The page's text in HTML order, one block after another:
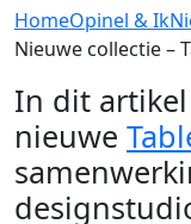
HomeOpinel & Ik
Nieuwe collectie –
In dit
nieuwe